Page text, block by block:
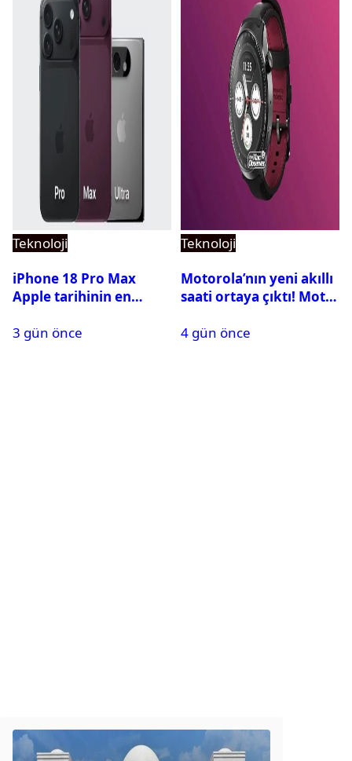
Teknoloji
iPhone 18 Pro Max
Apple tarihinin en
3 gün önce
Teknoloji
Motorola’nın yeni akıllı
saati ortaya çıktı! Moto
görüntülendi
4 gün önce